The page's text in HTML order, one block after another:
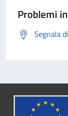
Problemi
Segnala